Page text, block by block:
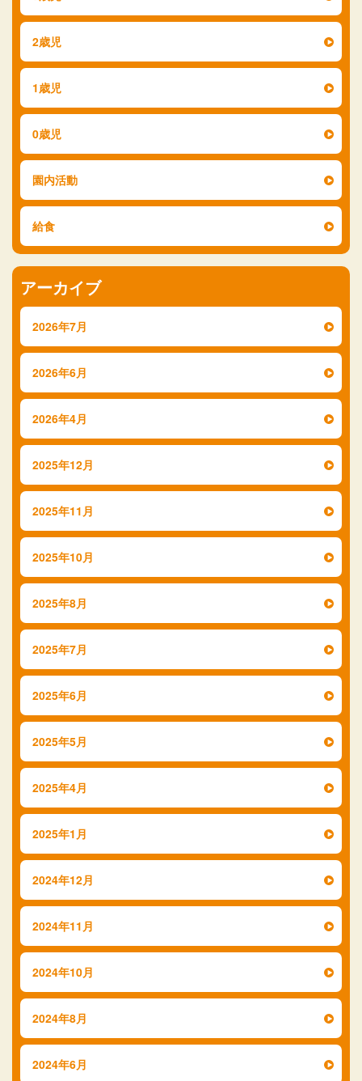
2歳児
1歳児
0歳児
園内活動
給食
アーカイブ
2026年7月
2026年6月
2026年4月
2025年12月
2025年11月
2025年10月
2025年8月
2025年7月
2025年6月
2025年5月
2025年4月
2025年1月
2024年12月
2024年11月
2024年10月
2024年8月
2024年6月